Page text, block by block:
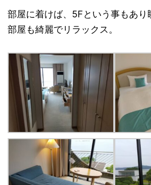
部屋に着けば、5Fという事もあり
部屋も綺麗でリラックス。